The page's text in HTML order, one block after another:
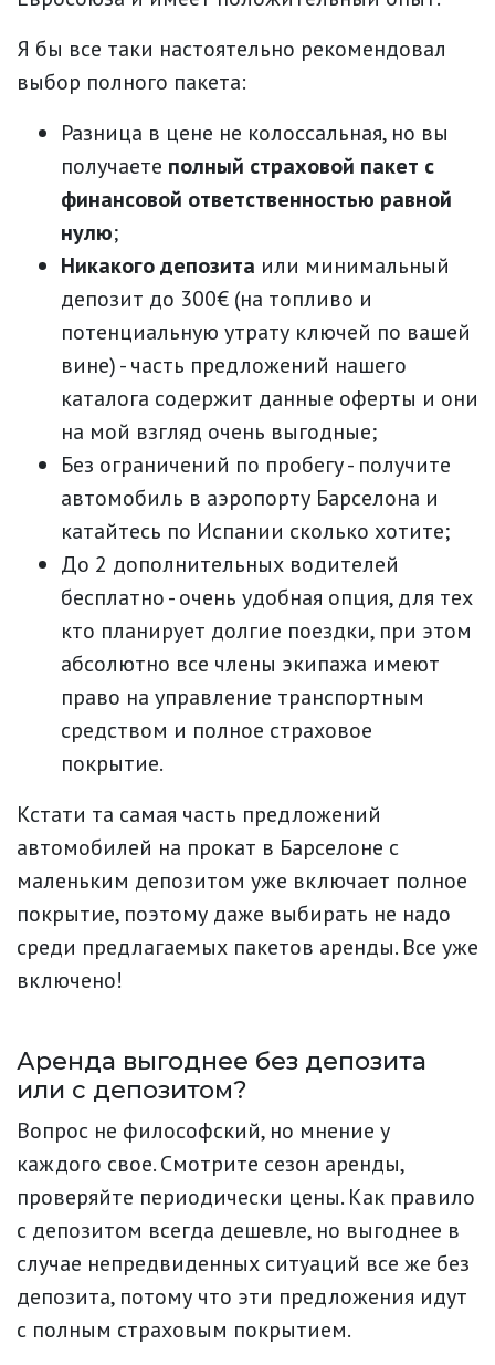
Я бы все таки настоятельно рекомендовал
выбор полного пакета:
Разница в цене не колоссальная, но вы
получаете полный страховой пакет с
финансовой ответственностью равной
нулю;
Никакого депозита или минимальный
депозит до 300€ (на топливо и
потенциальную утрату ключей по вашей
вине) - часть предложений нашего
каталога содержит данные оферты и они
на мой взгляд очень выгодные;
Без ограничений по пробегу - получите
автомобиль в аэропорту Барселона и
катайтесь по Испании сколько хотите;
До 2 дополнительных водителей
бесплатно - очень удобная опция, для тех
кто планирует долгие поездки, при этом
абсолютно все члены экипажа имеют
право на управление транспортным
средством и полное страховое
покрытие.
Кстати та самая часть предложений
автомобилей на прокат в Барселоне с
маленьким депозитом уже включает полное
покрытие, поэтому даже выбирать не надо
среди предлагаемых пакетов аренды. Все уже
включено!
Аренда выгоднее без депозита
или с депозитом?
Вопрос не философский, но мнение у
каждого свое. Смотрите сезон аренды,
проверяйте периодически цены. Как правило
с депозитом всегда дешевле, но выгоднее в
случае непредвиденных ситуаций все же без
депозита, потому что эти предложения идут
с полным страховым покрытием.